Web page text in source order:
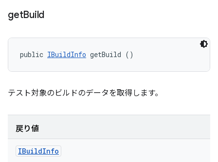
getBuild
public IBuildInfo getBuild ()
テスト対象のビルドのデータを取得します。
戻り値
IBuildInfo